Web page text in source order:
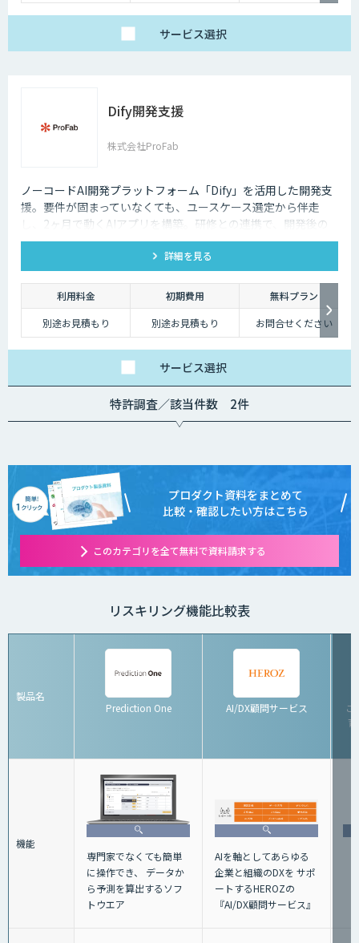
サービス選択
Dify開発支援
株式会社ProFab
ノーコードAI開発プラットフォーム「Dify」を活用した開発支
援。要件が固まっていなくても、ユースケース選定から伴走
し、2ヶ月で動くAIアプリを構築。研修との連携で、開発後の
内製化・自走までサポートします。
詳細を見る
利用料金 初期費用
無料プラン
別途お見積もり
別途お見積もり お問合せください
サービス選択
特許調査／該当件数 2件
プロダクト資料をまとめて
比較・確認したい方はこちら
このカテゴリを全て無料で資料請求する
リスキリング機能比較表
製品名
Prediction One
AI/DX顧問サービス
こ
機能
専門家でなくても簡単
に操作でき、 データか
ら予測を算出するソフ
トウエア
AIを軸としてあらゆる
企業と組織のDXを サポ
ートするHEROZの
『AI/DX顧問サービス』